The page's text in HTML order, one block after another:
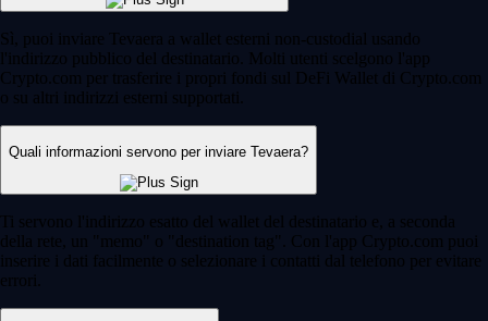
Sì, puoi inviare Tevaera a wallet esterni non-custodial usando
l'indirizzo pubblico del destinatario. Molti utenti scelgono l'app
Crypto.com per trasferire i propri fondi sul DeFi Wallet di Crypto.com
o su altri indirizzi esterni supportati.
Quali informazioni servono per inviare Tevaera?
Ti servono l'indirizzo esatto del wallet del destinatario e, a seconda
della rete, un "memo" o "destination tag". Con l'app Crypto.com puoi
inserire i dati facilmente o selezionare i contatti dal telefono per evitare
errori.